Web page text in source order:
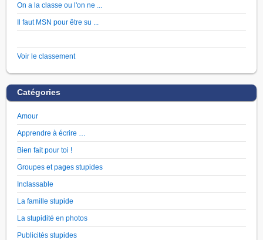
On a la classe ou l'on ne ...
Il faut MSN pour être su ...
Voir le classement
Catégories
Amour
Apprendre à écrire …
Bien fait pour toi !
Groupes et pages stupides
Inclassable
La famille stupide
La stupidité en photos
Publicités stupides